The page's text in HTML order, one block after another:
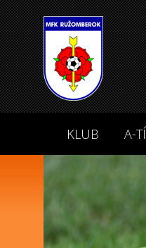
KLUB A-